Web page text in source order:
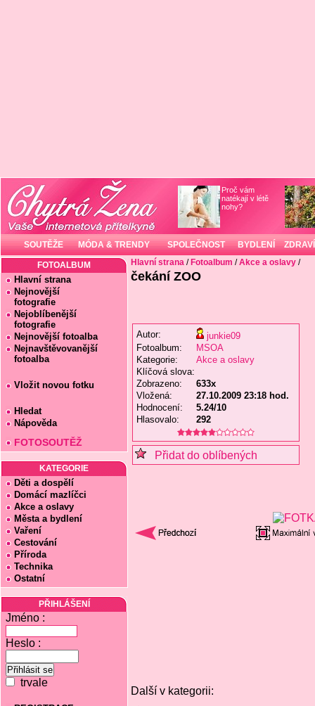
Proč vám
natékají v létě
nohy?
SOUTĚŽE MÓDA & TRENDY SPOLEČNOST BYDLENÍ ZDRAVÍ
FOTOALBUM
Hlavní strana
Nejnovější
fotografie
Nejoblíbenější
fotografie
Nejnovější fotoalba
Nejnavštěvovanější
fotoalba
Vložit novou fotku
Hledat
Nápověda
FOTOSOUTĚŽ
KATEGORIE
Děti a dospělí
Domácí mazlíčci
Akce a oslavy
Města a bydlení
Vaření
Cestování
Příroda
Technika
Ostatní
PŘIHLÁŠENÍ
Jméno :
Heslo :
trvale
Hlavní strana / Fotoalbum /Akce a oslavy /
čekání ZOO
Autor:
junkie09
Fotoalbum:
MSOA
Kategorie:
Akce a oslavy
Klíčová slova:
Zobrazeno:
633x
Vložená:
27.10.2009 23:18 hod.
Hodnocení:
5.24/10
Hlasovalo:
292
Přidat do oblíbených
Další v kategorii: